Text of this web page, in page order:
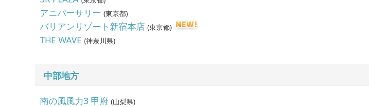
アニバーサリー (東京都)
バリアンリゾート新宿本店 (東京都)
THE WAVE (神奈川県)
中部地方
南の風風力3 甲府 (山梨県)